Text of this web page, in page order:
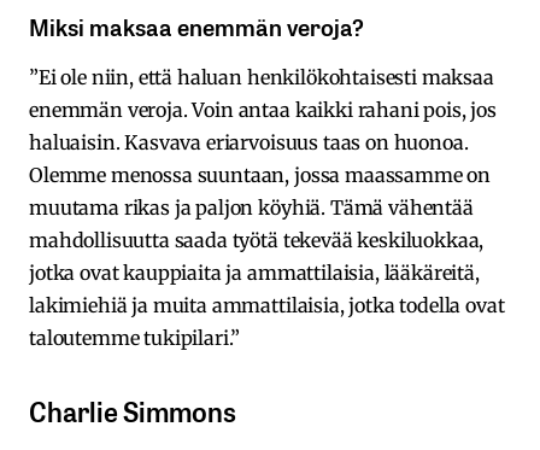
Miksi maksaa enemmän veroja?
”Ei ole niin, että haluan henkilökohtaisesti maksaa
enemmän veroja. Voin antaa kaikki rahani pois, jos
haluaisin. Kasvava eriarvoisuus taas on huonoa.
Olemme menossa suuntaan, jossa maassamme on
muutama rikas ja paljon köyhiä. Tämä vähentää
mahdollisuutta saada työtä tekevää keskiluokkaa,
jotka ovat kauppiaita ja ammattilaisia, lääkäreitä,
lakimiehiä ja muita ammattilaisia, jotka todella ovat
taloutemme tukipilari.”
Charlie Simmons